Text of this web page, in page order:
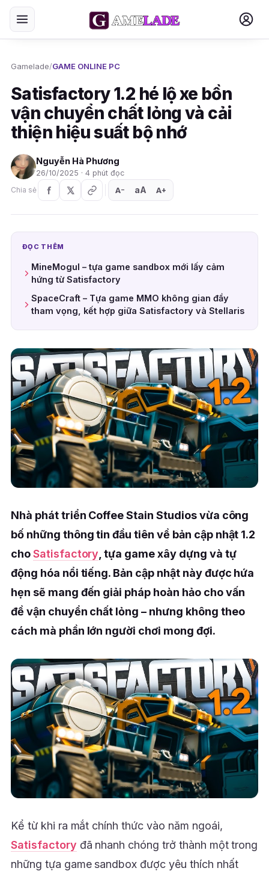
Gamelade/GAME ONLINE PC
Satisfactory 1.2 hé lộ xe bồn
vận chuyển chất lỏng và cải
thiện hiệu suất bộ nhớ
Nguyễn Hà Phương
26/10/2025 · 4 phút đọc
Chia sẻ
A− aA A+
ĐỌC THÊM
MineMogul – tựa game sandbox mới lấy cảm
hứng từ Satisfactory
SpaceCraft – Tựa game MMO không gian đầy
tham vọng, kết hợp giữa Satisfactory và Stellaris
Nhà phát triển Coffee Stain Studios vừa công
bố những thông tin đầu tiên về bản cập nhật 1.2
choSatisfactory , tựa game xây dựng và tự
động hóa nổi tiếng. Bản cập nhật này được hứa
hẹn sẽ mang đến giải pháp hoàn hảo cho vấn
đề vận chuyển chất lỏng – nhưng không theo
cách mà phần lớn người chơi mong đợi.
Kể từ khi ra mắt chính thức vào năm ngoái,
Satisfactory đã nhanh chóng trở thành một trong
những tựa game sandbox được yêu thích nhất